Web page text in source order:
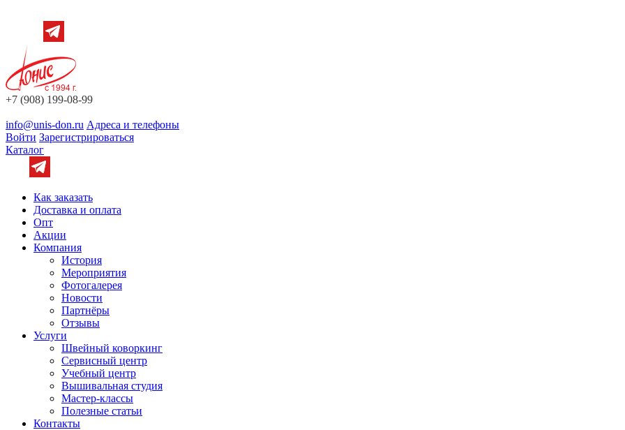
+7 (908) 199-08-99
info@unis-don.ru Адреса и телефоны
Войти Зарегистрироваться
Каталог
Как заказать
Доставка и оплата
Опт
Акции
Компания
История
Мероприятия
Фотогалерея
Новости
Партнёры
Отзывы
Услуги
Швейный коворкинг
Сервисный центр
Учебный центр
Вышивальная студия
Мастер-классы
Полезные статьи
Контакты